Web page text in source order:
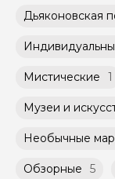
указанной
к Оферте
Способы
экскурсию.
Мини-
условиях,
участников
Дьяконовская
Мистические 1
Музеи и
Необычные
Обзорные 5